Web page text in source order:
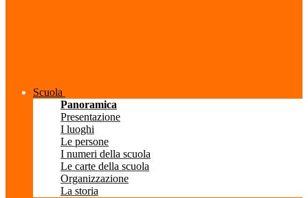
Scuola
Panoramica
Presentazione
I luoghi
Le persone
I numeri della scuola
Le carte della scuola
Organizzazione
La storia